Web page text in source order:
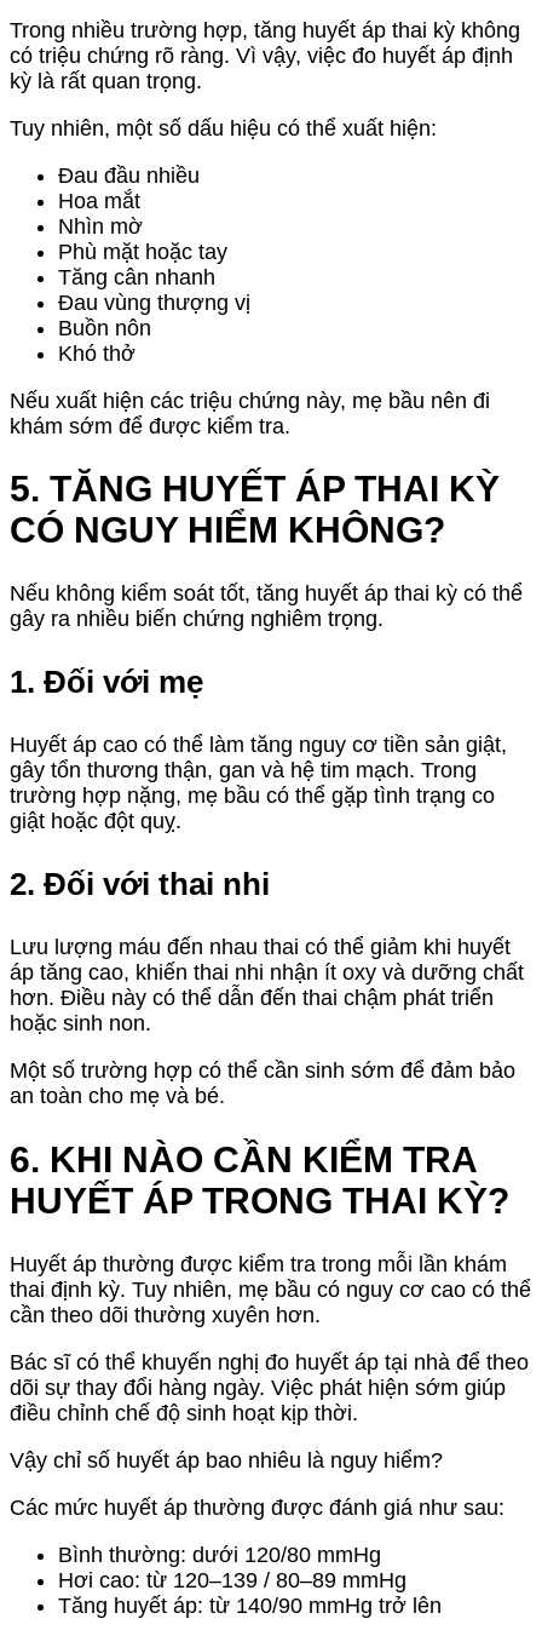
Trong nhiều trường hợp, tăng huyết áp thai kỳ không
có triệu chứng rõ ràng. Vì vậy, việc đo huyết áp định
kỳ là rất quan trọng.
Tuy nhiên, một số dấu hiệu có thể xuất hiện:
Đau đầu nhiều
Hoa mắt
Nhìn mờ
Phù mặt hoặc tay
Tăng cân nhanh
Đau vùng thượng vị
Buồn nôn
Khó thở
Nếu xuất hiện các triệu chứng này, mẹ bầu nên đi
khám sớm để được kiểm tra.
5. TĂNG HUYẾT ÁP THAI KỲ
CÓ NGUY HIỂM KHÔNG?
Nếu không kiểm soát tốt, tăng huyết áp thai kỳ có thể
gây ra nhiều biến chứng nghiêm trọng.
1. Đối với mẹ
Huyết áp cao có thể làm tăng nguy cơ tiền sản giật,
gây tổn thương thận, gan và hệ tim mạch. Trong
trường hợp nặng, mẹ bầu có thể gặp tình trạng co
giật hoặc đột quỵ.
2. Đối với thai nhi
Lưu lượng máu đến nhau thai có thể giảm khi huyết
áp tăng cao, khiến thai nhi nhận ít oxy và dưỡng chất
hơn. Điều này có thể dẫn đến thai chậm phát triển
hoặc sinh non.
Một số trường hợp có thể cần sinh sớm để đảm bảo
an toàn cho mẹ và bé.
6. KHI NÀO CẦN KIỂM TRA
HUYẾT ÁP TRONG THAI KỲ?
Huyết áp thường được kiểm tra trong mỗi lần khám
thai định kỳ. Tuy nhiên, mẹ bầu có nguy cơ cao có thể
cần theo dõi thường xuyên hơn.
Bác sĩ có thể khuyến nghị đo huyết áp tại nhà để theo
dõi sự thay đổi hàng ngày. Việc phát hiện sớm giúp
điều chỉnh chế độ sinh hoạt kịp thời.
Vậy chỉ số huyết áp bao nhiêu là nguy hiểm?
Các mức huyết áp thường được đánh giá như sau:
Bình thường: dưới 120/80 mmHg
Hơi cao: từ 120–139 / 80–89 mmHg
Tăng huyết áp: từ 140/90 mmHg trở lên